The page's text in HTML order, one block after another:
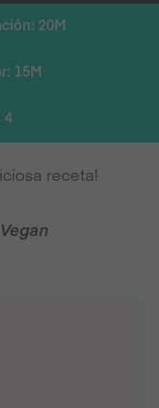
20M
15M
4
receta!